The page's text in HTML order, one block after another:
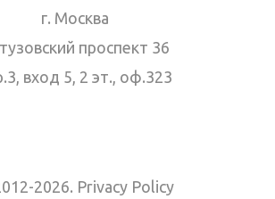
г. Москва
проспект 36
вход 5, 2 эт., оф.323
2026. Privacy Policy